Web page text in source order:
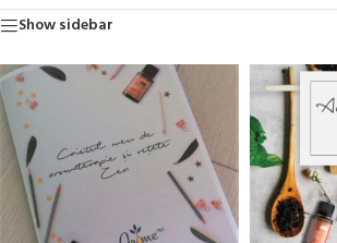
Show sidebar